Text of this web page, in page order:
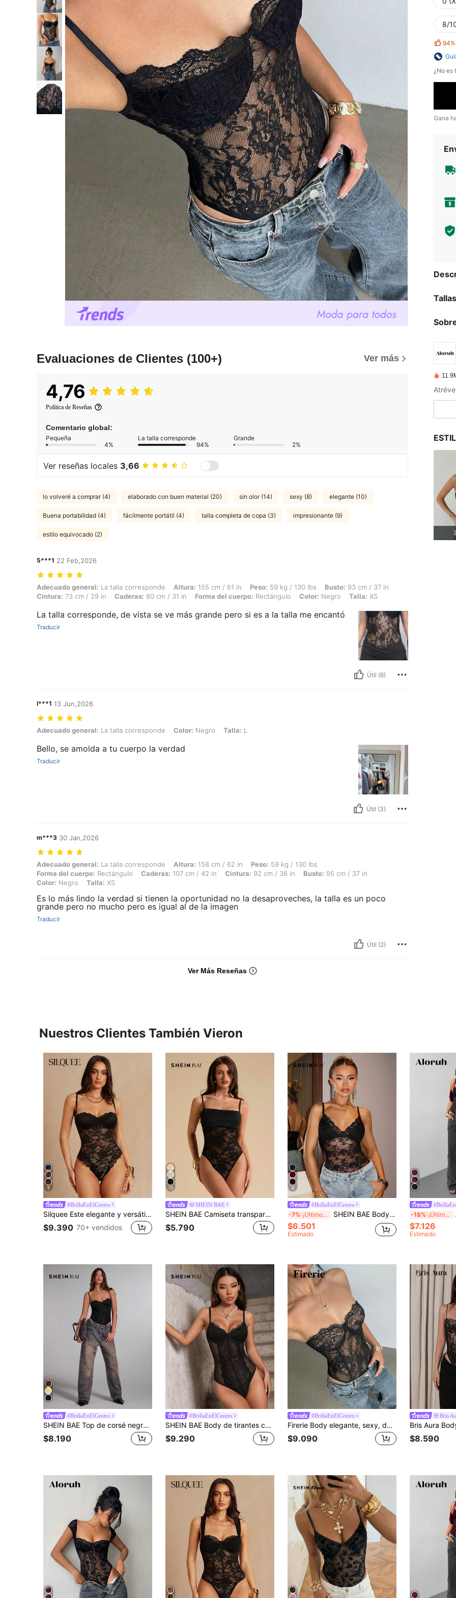
Evaluaciones de Clientes (100+) Ver más
4,76
Política de Reseñas
Comentario global:
Pequeña
4%
La talla corresponde
94%
Grande
2%
Ver reseñas locales 3,66
lo volveré a comprar (4) elaborado con buen material (20) sin olor (14) sexy (8) elegante (10)
Buena portabilidad (4) fácilmente portátil (4) talla completa de copa (3) impresionante (9)
estilo equivocado (2)
5***1 22 Feb,2026
Adecuado general: La talla corresponde, Altura: 155 cm / 61 in, Peso: 59 kg / 130 lbs, Busto: 93 cm / 37 in, Cintura: 73 cm / 29 in, Caderas: 80 cm /
Adecuado general: La talla corresponde Altura: 155 cm / 61 in Peso: 59 kg / 130 lbs Busto: 93 cm / 37 in
Cintura: 73 cm / 29 in Caderas: 80 cm / 31 in Forma del cuerpo: Rectángulo Color: Negro Talla: XS
La talla corresponde, de vista se ve más grande pero si es a la talla me encantó
Traducir
Útil (6)
l***1 13 Jun,2026
Adecuado general: La talla corresponde, Color: Negro, Talla: L
Adecuado general: La talla corresponde Color: Negro Talla: L
Bello, se amolda a tu cuerpo la verdad
Traducir
Útil (3)
m***3 30 Jan,2026
Adecuado general: La talla corresponde, Altura: 158 cm / 62 in, Peso: 59 kg / 130 lbs, Forma del cuerpo: Rectángulo, Caderas: 107 cm / 42 in,
Adecuado general: La talla corresponde Altura: 158 cm / 62 in Peso: 59 kg / 130 lbs
Forma del cuerpo: Rectángulo Caderas: 107 cm / 42 in Cintura: 92 cm / 36 in Busto: 95 cm / 37 in
Color: Negro Talla: XS
Es lo más lindo la verdad si tienen la oportunidad no la desaproveches, la talla es un poco
grande pero no mucho pero es igual al de la imagen
Traducir
Útil (2)
Ver Más Reseñas
8/
94%
¿No es
Gana
Nuestros Clientes También Vieron
5
#BrillaEnElCentro
Silquee Este elegante y versátil body con adornos de encaje negro es perfecto para el uso diario y las salidas, convirtiéndolo en una opción ideal para la primavera y el verano. Su diseño versátil lo hace adecuado para diversas ocasiones, incluyendo fiestas, reuniones sofisticadas y citas casuales. Se puede combinar fácilmente con atuendos cotidianos, el té de la tarde, el Día de San Valentín, fiestas, cenas elegantes o recepciones de bodas.
$9.390 70+ vendidos
13
SHEIN BAE
SHEIN BAE Camiseta transparente sexy con parches de encaje negro para mujer, de verano
$5.790
8
#BrillaEnElCentro
-7% ¡Últimos 3 días SHEIN BAE Body de encaje negro con tirantes finos y escote pronunciado, para el Día de San Valentín
$6.501
Estimado
-18% ¡Últimos 3 días
$7.126
Estimado
#BrillaEnElCentro
SHEIN BAE Top de corsé negro con tirantes finos, parches de encaje y diseño sexy - Body de Año Nuevo, Outfit de Año Nuevo para Mujeres, Tops de corsé para Mujeres
$8.190
#BrillaEnElCentro
SHEIN BAE Body de tirantes con encaje en contraste
$9.290
#BrillaEnElCentro
Firerie Body elegante, sexy, delicado, romántico, digno y minimalista para uso diario, San Valentín, citas, fiestas, bodas con encaje y parches sin tirantes
$9.090
Bris
$8.590